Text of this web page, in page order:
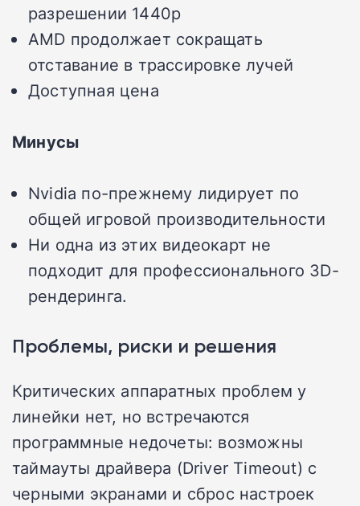
разрешении 1440p
AMD продолжает сокращать
отставание в трассировке лучей
Доступная цена
Минусы
Nvidia по-прежнему лидирует по
общей игровой производительности
Ни одна из этих видеокарт не
подходит для профессионального 3D-
рендеринга.
Проблемы, риски и решения
Критических аппаратных проблем у
линейки нет, но встречаются
программные недочеты: возможны
таймауты драйвера (Driver Timeout) с
черными экранами и сброс настроек